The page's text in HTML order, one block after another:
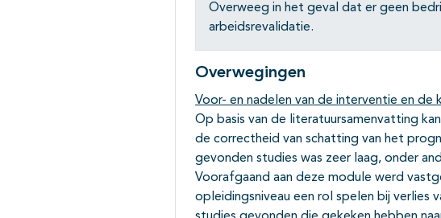
Overweeg in het geval dat er geen
arbeidsrevalidatie.
Overwegingen
Voor- en nadelen van de interventie en de
Op basis van de literatuursamenvatting
de correctheid van schatting van het
gevonden studies was zeer laag, onder
Voorafgaand aan deze module werd
opleidingsniveau een rol spelen bij verlies